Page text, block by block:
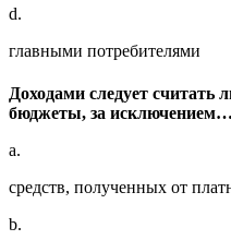
d.
главными потребителями
Доходами следует считать
бюджеты, за исключением…
a.
средств, полученных от
b.